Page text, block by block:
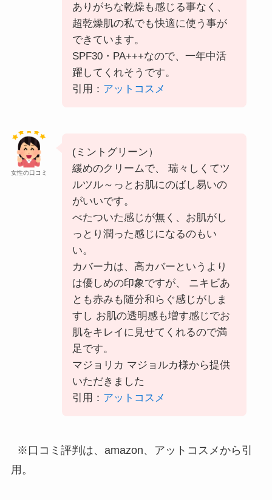
ありがちな乾燥も感じる事なく、
超乾燥肌の私でも快適に使う事が
できています。
SPF30・PA+++なので、一年中活
躍してくれそうです。
引用： アットコスメ
女性の口コミ
(ミントグリーン）
緩めのクリームで、 瑞々しくてツ
ルツル～っとお肌にのばし易いの
がいいです。
べたついた感じが無く、お肌がし
っとり潤った感じになるのもい
い。
カバー力は、高カバーというより
は優しめの印象ですが、 ニキビあ
とも赤みも随分和らぐ感じがしま
すし お肌の透明感も増す感じでお
肌をキレイに見せてくれるので満
足です。
マジョリカ マジョルカ様から提供
いただきました
引用： アットコスメ
※口コミ評判は、amazon、アットコスメから引
用。